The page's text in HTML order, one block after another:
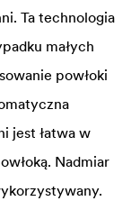
Ta technologia
małych
powłoki
jest łatwa w
Nadmiar